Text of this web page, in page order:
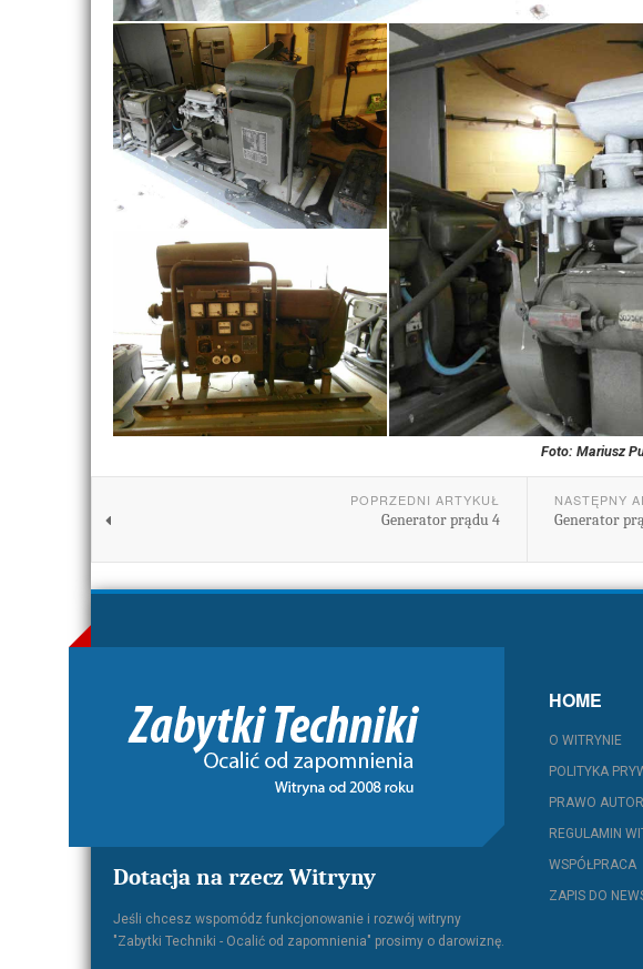
Foto: Mariusz
POPRZEDNI ARTYKUŁ
Generator prądu 4
NASTĘPNY
Generator
Dotacja na rzecz Witryny
Jeśli chcesz wspomódz funkcjonowanie i rozwój witryny
"Zabytki Techniki - Ocalić od zapomnienia" prosimy o darowiznę.
HOME
O WITRYNIE
POLITYKA
PRAWO
REGULAMIN
WSPÓŁPRACA
ZAPIS DO